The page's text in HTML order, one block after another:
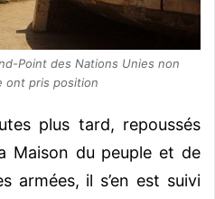
Point des Nations Unies non
ont pris position
plus tard, repoussés
Maison du peuple et de
armées, il s’en est suivi